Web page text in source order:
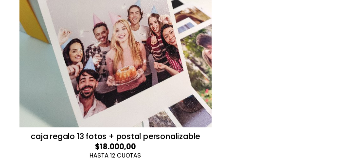
caja regalo 13 fotos + postal personalizable
$18.000,00
HASTA 12 CUOTAS